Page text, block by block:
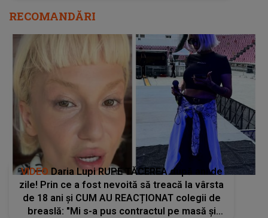
RECOMANDĂRI
VIDEO Daria Lupi RUPE TĂCEREA după ani de
zile! Prin ce a fost nevoită să treacă la vârsta
de 18 ani și CUM AU REACȚIONAT colegii de
breaslă: "Mi s-a pus contractul pe masă și